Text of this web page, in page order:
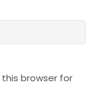
browser for